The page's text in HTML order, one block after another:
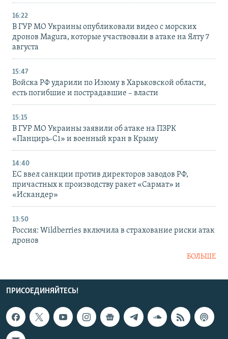
16:22
В ГУР МО Украины опубликовали видео с морских
дронов Magura, которые участвовали в атаке на Ялту 7
августа
15:47
Войска РФ ударили по Изюму в Харьковской области,
есть погибшие и пострадавшие – власти
15:15
В ГУР МО Украины заявили об атаке на ПЗРК
«Панцирь-С1» и военный кран в Крыму
14:40
ЕС ввел санкции против директоров заводов РФ,
причастных к производству ракет «Сармат» и
«Искандер»
13:50
Россия: Wildberries включила в страхование риски атак
дронов
БОЛЬШЕ
ПРИСОЕДИНЯЙТЕСЬ!